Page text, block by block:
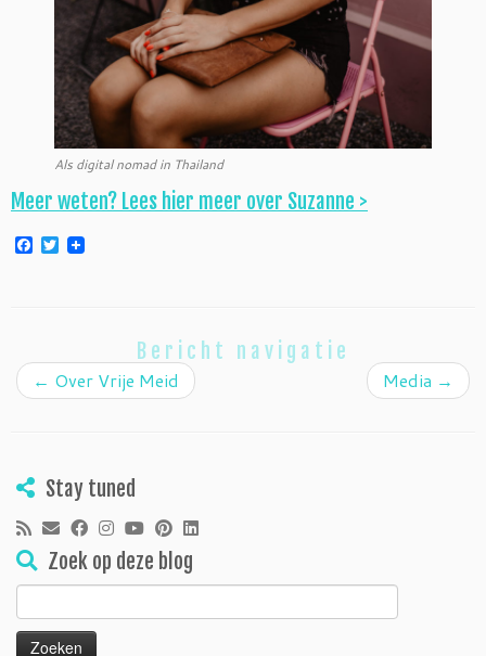
Als digital nomad in Thailand
Meer weten? Lees hier meer over Suzanne >
Facebook
Twitter
Bericht navigatie
← Over Vrije Meid Media →
Stay tuned
Zoek op deze blog
naar: